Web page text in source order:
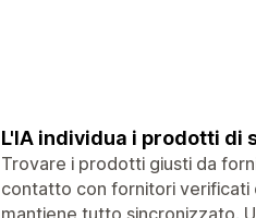
L'IA individua i prodotti di
Trovare i prodotti giusti da
contatto con fornitori verificati
mantiene tutto sincronizzato.